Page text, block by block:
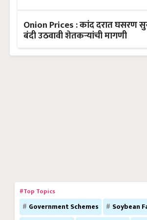
Onion Prices : कांद दरात घसरण सुरूच ; निर्यात
बंदी उठवावी शेतकऱ्यांची मागणी
#Top Topics
Government Schemes Soybean